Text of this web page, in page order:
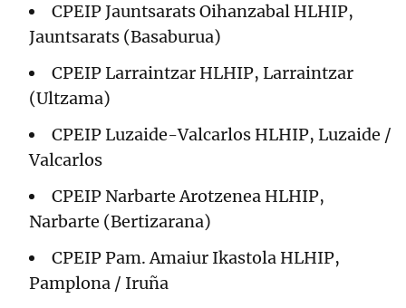
CPEIP Jauntsarats Oihanzabal HLHIP,
Jauntsarats (Basaburua)
CPEIP Larraintzar HLHIP, Larraintzar
(Ultzama)
CPEIP Luzaide-Valcarlos HLHIP, Luzaide /
Valcarlos
CPEIP Narbarte Arotzenea HLHIP,
Narbarte (Bertizarana)
CPEIP Pam. Amaiur Ikastola HLHIP,
Pamplona / Iruña